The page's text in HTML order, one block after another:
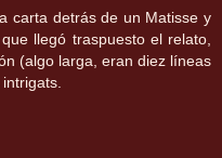
carta detrás de un Matisse y
llegó traspuesto el relato,
(algo larga, eran diez líneas